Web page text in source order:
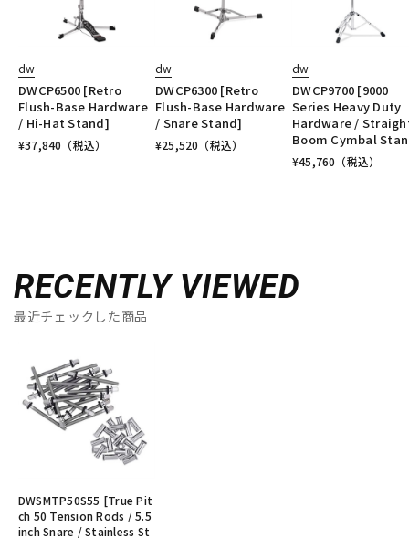
dw
DWCP6500 [Retro
Flush-Base Hardware
/ Hi-Hat Stand]
¥37,840 （税込）
dw
DWCP6300 [Retro
Flush-Base Hardware
/ Snare Stand]
¥25,520 （税込）
dw
DWCP9700 [9000
Series Heavy Duty
Hardware /
Boom Cymbal
¥45,760 （税込）
RECENTLY VIEWED
最近チェックした商品
DWSMTP50S55 [True Pit
ch 50 Tension Rods / 5.5
inch Snare / Stainless St